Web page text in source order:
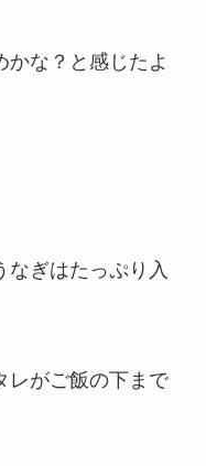
かな？と感じたよ
なぎはたっぷり入
レがご飯の下まで